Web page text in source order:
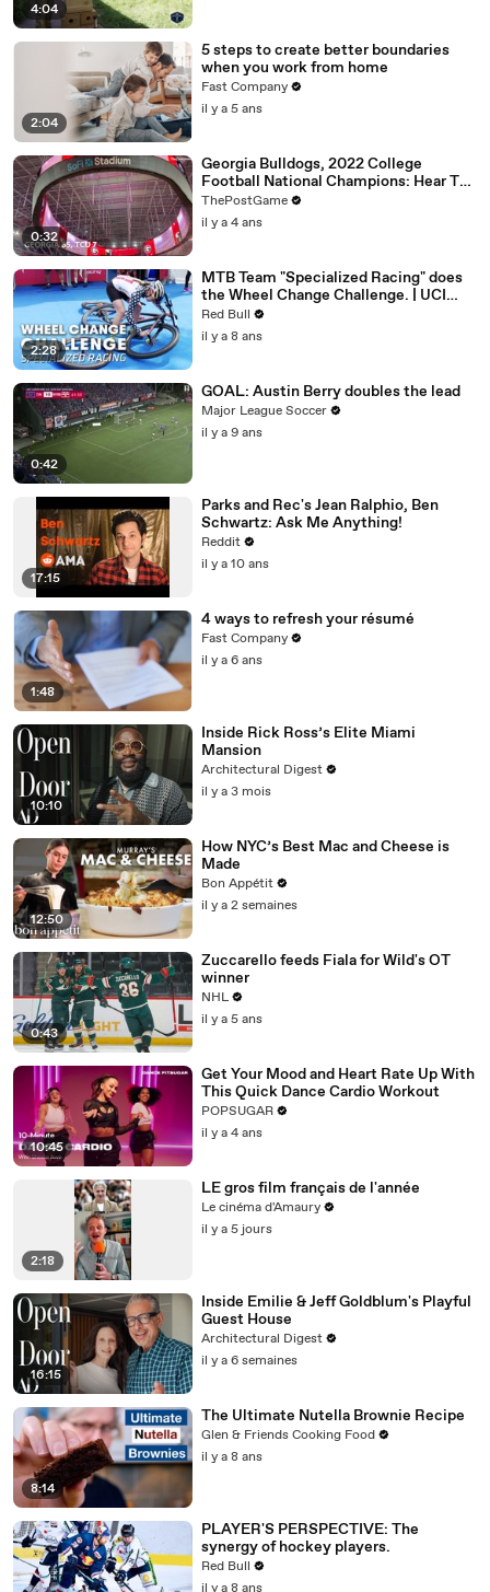
4:04
2:04
5 steps to create better boundaries
when you work from home
Fast Company
il y a 5 ans
0:32
Georgia Bulldogs, 2022 College
Football National Champions: Hear The
Official Announcement
ThePostGame
il y a 4 ans
2:28
MTB Team "Specialized Racing" does
the Wheel Change Challenge. | UCI
MTB 2018
Red Bull
il y a 8 ans
0:42
GOAL: Austin Berry doubles the lead
Major League Soccer
il y a 9 ans
17:15
Parks and Rec's Jean Ralphio, Ben
Schwartz: Ask Me Anything!
Reddit
il y a 10 ans
1:48
4 ways to refresh your résumé
Fast Company
il y a 6 ans
10:10
Inside Rick Ross’s Elite Miami
Mansion
Architectural Digest
il y a 3 mois
12:50
How NYC’s Best Mac and Cheese is
Made
Bon Appétit
il y a 2 semaines
0:43
Zuccarello feeds Fiala for Wild's OT
winner
NHL
il y a 5 ans
10:45
Get Your Mood and Heart Rate Up With
This Quick Dance Cardio Workout
POPSUGAR
il y a 4 ans
2:18
LE gros film français de l'année
Le cinéma d'Amaury
il y a 5 jours
16:15
Inside Emilie & Jeff Goldblum's Playful
Guest House
Architectural Digest
il y a 6 semaines
8:14
The Ultimate Nutella Brownie Recipe
Glen & Friends Cooking Food
il y a 8 ans
PLAYER'S PERSPECTIVE: The
synergy of hockey players.
Red Bull